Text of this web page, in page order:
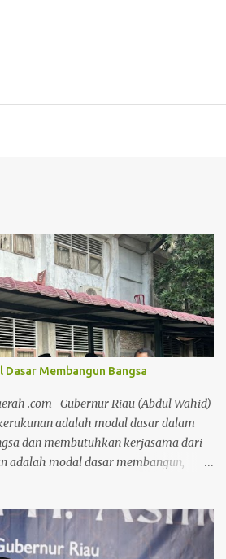
Membangun Bangsa
.com- Gubernur Riau (Abdul Wahid)
adalah modal dasar dalam
dan membutuhkan kerjasama dari
adalah modal dasar membangun,
penyembelihan hewan kurban oleh
(FKUB) di Kantor Badan